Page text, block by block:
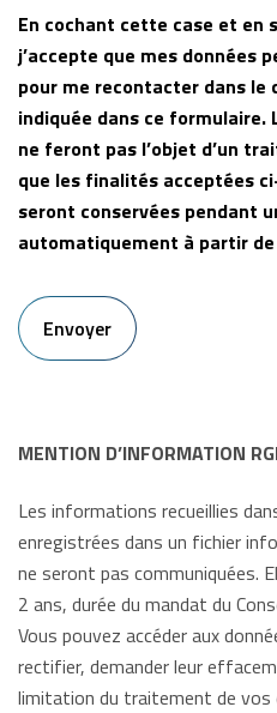
En cochant cette case et
j’accepte que mes données
pour me recontacter dans le
indiquée dans ce
ne feront pas l’objet d’un
que les finalités acceptées
seront conservées pendant
automatiquement à partir
MENTION D’INFORMATION
Les informations recueillies
enregistrées dans un fichier
ne seront pas communiquées.
2 ans, durée du mandat du
Vous pouvez accéder aux
rectifier, demander leur
limitation du traitement de vos